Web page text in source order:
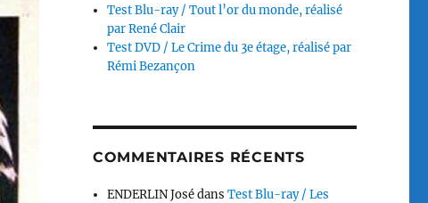
Test Blu-ray / Tout l’or du monde, réalisé
par René Clair
Test DVD / Le Crime du 3e étage, réalisé par
Rémi Bezançon
COMMENTAIRES RÉCENTS
ENDERLIN JosédansTest Blu-ray / Les